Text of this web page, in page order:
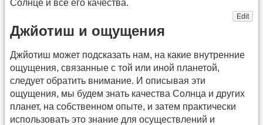
Солнце и все его качества.
Edit
Джйотиш и ощущения
Джйотиш может подсказать нам, на какие внутренние
ощущения, связанные с той или иной планетой,
следует обратить внимание. И описывая эти
ощущения, мы будем знать качества Солнца и других
планет, на собственном опыте, и затем практически
использовать это знание для осуществлений и